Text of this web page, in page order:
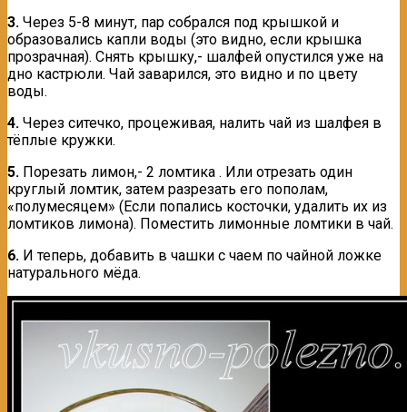
3. Через 5-8 минут, пар собрался под крышкой и
образовались капли воды (это видно, если крышка
прозрачная). Снять крышку,- шалфей опустился уже на
дно кастрюли. Чай заварился, это видно и по цвету
воды.
4. Через ситечко, процеживая, налить чай из шалфея в
тёплые кружки.
5. Порезать лимон,- 2 ломтика . Или отрезать один
круглый ломтик, затем разрезать его пополам,
«полумесяцем» (Если попались косточки, удалить их из
ломтиков лимона). Поместить лимонные ломтики в чай.
6. И теперь, добавить в чашки с чаем по чайной ложке
натурального мёда.